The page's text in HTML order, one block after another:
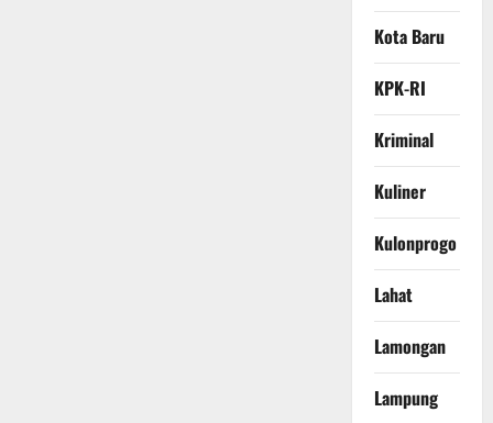
Kota Baru
KPK-RI
Kriminal
Kuliner
Kulonprogo
Lahat
Lamongan
Lampung